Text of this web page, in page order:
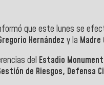
que este lunes se
Hernández y la Madre
del Estadio
de Riesgos, Defensa